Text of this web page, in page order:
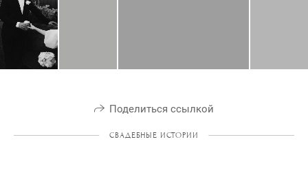
Поделиться ссылкой
СВАДЕБНЫЕ ИСТОРИИ